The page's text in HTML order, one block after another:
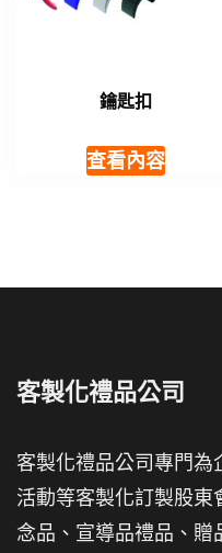
鑰匙扣
查看內容
客製化禮品公司
客製化禮品公司專門
活動等客製化訂製股
念品、宣導品禮品、